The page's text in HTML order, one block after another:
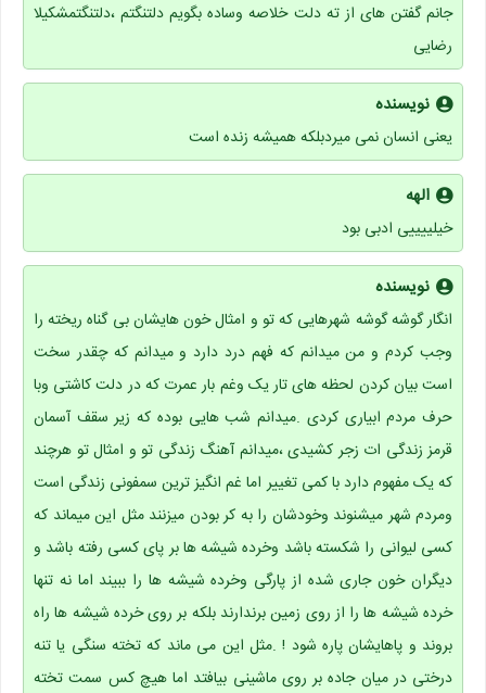
جانم گفتن های از ته دلت خلاصه وساده بگویم دلتنگتم ،دلتنگتمشکیلا
رضایی
نویسنده
یعنی انسان نمی میردبلکه همیشه زنده است
الهه
خیلییییی ادبی بود
نویسنده
انگار گوشه گوشه شهرهایی که تو و امثال خون هایشان بی گناه ریخته را
وجب کردم و من میدانم که فهم درد دارد و میدانم که چقدر سخت
است بیان کردن لحظه های تار یک وغم بار عمرت که در دلت کاشتی وبا
حرف مردم ابیاری کردی .میدانم شب هایی بوده که زیر سقف آسمان
قرمز زندگی ات زجر کشیدی ،میدانم آهنگ زندگی تو و امثال تو هرچند
که یک مفهوم دارد با کمی تغییر اما غم انگیز ترین سمفونی زندگی است
ومردم شهر میشنوند وخودشان را به کر بودن میزنند مثل این میماند که
کسی لیوانی را شکسته باشد وخرده شیشه ها بر پای کسی رفته باشد و
دیگران خون جاری شده از پارگی وخرده شیشه ها را ببیند اما نه تنها
خرده شیشه ها را از روی زمین برندارند بلکه بر روی خرده شیشه ها راه
بروند و پاهایشان پاره شود ! .مثل این می ماند که تخته سنگی یا تنه
درختی در میان جاده بر روی ماشینی بیافتد اما هیچ کس سمت تخته